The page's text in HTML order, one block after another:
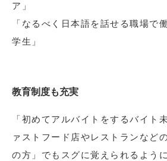
ア」
「なるべく日本語を話せる職場で
学生」
教育制度も充実
「初めてアルバイトをするバイト
ァストフード店やレストランなど
の方」でもスグに覚えられるよう